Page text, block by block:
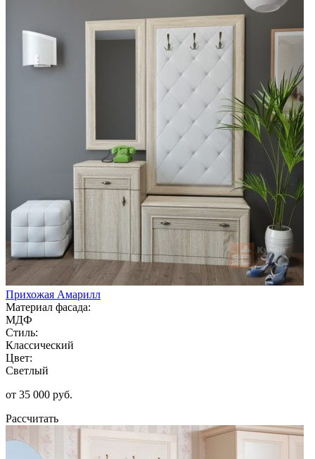
Прихожая Амарилл
Материал фасада:
МДФ
Стиль:
Классический
Цвет:
Светлый
от 35 000 руб.
Рассчитать